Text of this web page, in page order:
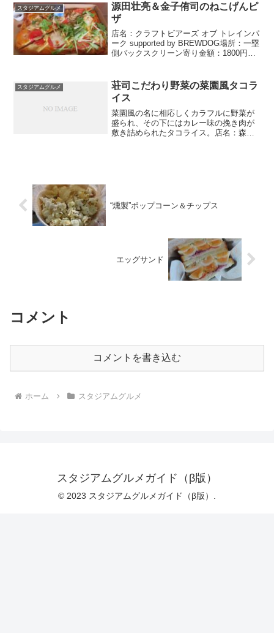
スタジアムグルメ
源田壮亮＆金子侑司のねこげんピ
ザ
店名：クラフトビアーズ オブ トレインパ
ーク supported by BREWDOG場所：一塁
側バックスクリーン寄り金額：1800円＊
源田の好物「照り焼きチキ...
スタジアムグルメ
荘司こだわり野菜の菜園風タコラ
イス
菜園風の名に相応しくカラフルに野菜が
盛られ、その下にはカレー味の挽き肉が
敷き詰められたタコライス。店名：森の
“燻製”ポップコーン＆チップス
エッグサンド
コメント
コメントを書き込む
ホーム スタジアムグルメ
スタジアムグルメガイド（β版）
© 2023 スタジアムグルメガイド（β版）.